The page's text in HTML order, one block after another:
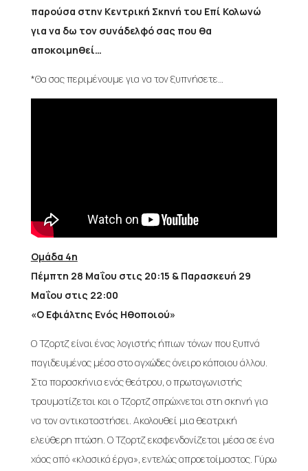
παρούσα στην Κεντρική Σκηνή του Επί Κολωνώ
για να δω τον συνάδελφό σας που θα
αποκοιμηθεί…
*Θα σας περιμένουμε για να τον ξυπνήσετε…
Ομάδα 4η
Πέμπτη 28 Μαΐου στις 20:15 & Παρασκευή 29
Μαΐου στις 22:00
«Ο Εφιάλτης Ενός Ηθοποιού»
Ο Τζορτζ είναι ένας λογιστής ήπιων τόνων που ξυπνά
παγιδευμένος μέσα στο αγχώδες όνειρο κάποιου άλλου.
Στα παρασκήνια ενός θεάτρου, ο πρωταγωνιστής
τραυματίζεται και ο Τζορτζ σπρώχνεται στη σκηνή για
να τον αντικαταστήσει. Ακολουθεί μια θεατρική
ελεύθερη πτώση. Ο Τζορτζ εκσφενδονίζεται μέσα σε ένα
χάος από «κλασικά έργα», εντελώς απροετοίμαστος. Γύρω